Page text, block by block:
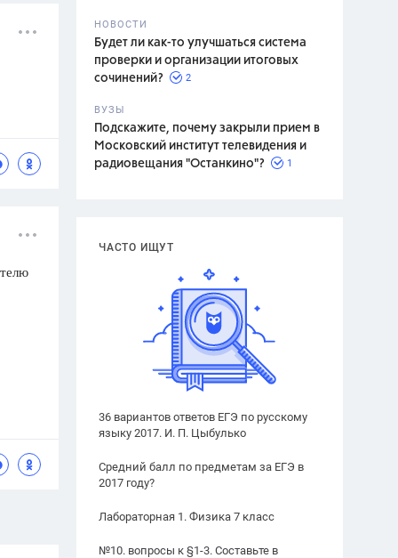
НОВОСТИ
Будет ли как-то улучшаться система
проверки и организации итоговых
сочинений?
2
ВУЗЫ
Подскажите, почему закрыли прием в
Московский институт телевидения и
радиовещания "Останкино"?
1
ЧАСТО ИЩУТ
36 вариантов ответов ЕГЭ по русскому
языку 2017. И. П. Цыбулько
Средний балл по предметам за ЕГЭ в
2017 году?
Лабораторная 1. Физика 7 класс
№10. вопросы к §1-3. Составьте в